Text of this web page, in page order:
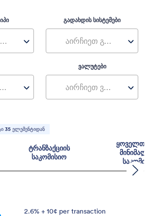
Select Payment Type
გადახდის სისტემები
აირჩიეთ გადახდის სისტემები
აირჩიეთ ქვეყნები
ვალუტები
აირჩიეთ ვალუტები
35ელემენტიდან
ტრანზაქციის
საკომისიო
2.6% + 10¢ per transaction